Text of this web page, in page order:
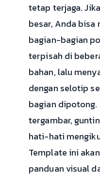
tetap terjaga.
besar, Anda bisa
bagian-bagian
terpisah di
bahan, lalu
dengan selotip
bagian dipotong.
tergambar,
hati-hati
Template ini
panduan visual